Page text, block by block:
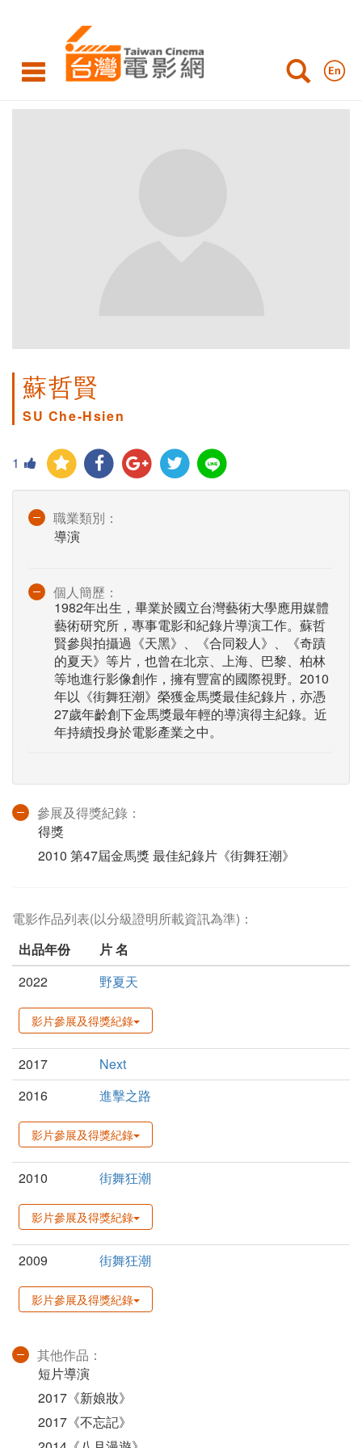
蘇哲賢
SU Che-Hsien
1
職業類別：
導演
個人簡歷：
1982年出生，畢業於國立台灣藝術大學應用媒體
藝術研究所，專事電影和紀錄片導演工作。蘇哲
賢參與拍攝過《天黑》、《合同殺人》、《奇蹟
的夏天》等片，也曾在北京、上海、巴黎、柏林
等地進行影像創作，擁有豐富的國際視野。2010
年以《街舞狂潮》榮獲金馬獎最佳紀錄片，亦憑
27歲年齡創下金馬獎最年輕的導演得主紀錄。近
年持續投身於電影產業之中。
參展及得獎紀錄：
得獎
2010 第47屆金馬獎 最佳紀錄片《街舞狂潮》
電影作品列表(以分級證明所載資訊為準)：
出品年份
片 名
2022
野夏天
影片參展及得獎紀錄
2017
Next
2016
進擊之路
影片參展及得獎紀錄
2010 街舞狂潮
影片參展及得獎紀錄
2009 街舞狂潮
影片參展及得獎紀錄
其他作品：
短片導演
2017《新娘妝》
2017《不忘記》